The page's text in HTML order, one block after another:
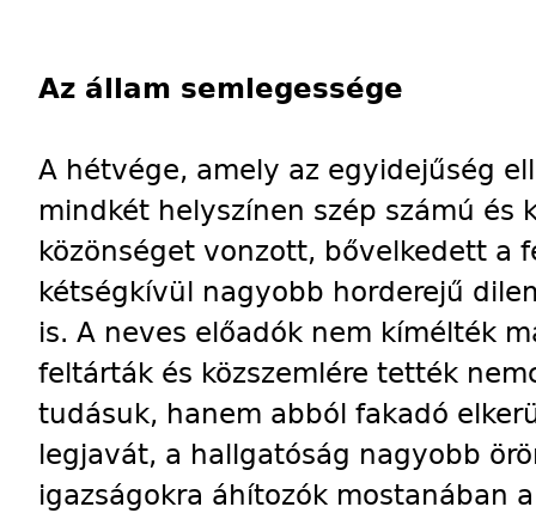
Az állam semlegessége
A hétvége, amely az egyidejűség
mindkét helyszínen szép számú és
közönséget vonzott, bővelkedett a
kétségkívül nagyobb horderejű
is. A neves előadók nem kímélték
feltárták és közszemlére tették
tudásuk, hanem abból fakadó
legjavát, a hallgatóság nagyobb
igazságokra áhítozók mostanában